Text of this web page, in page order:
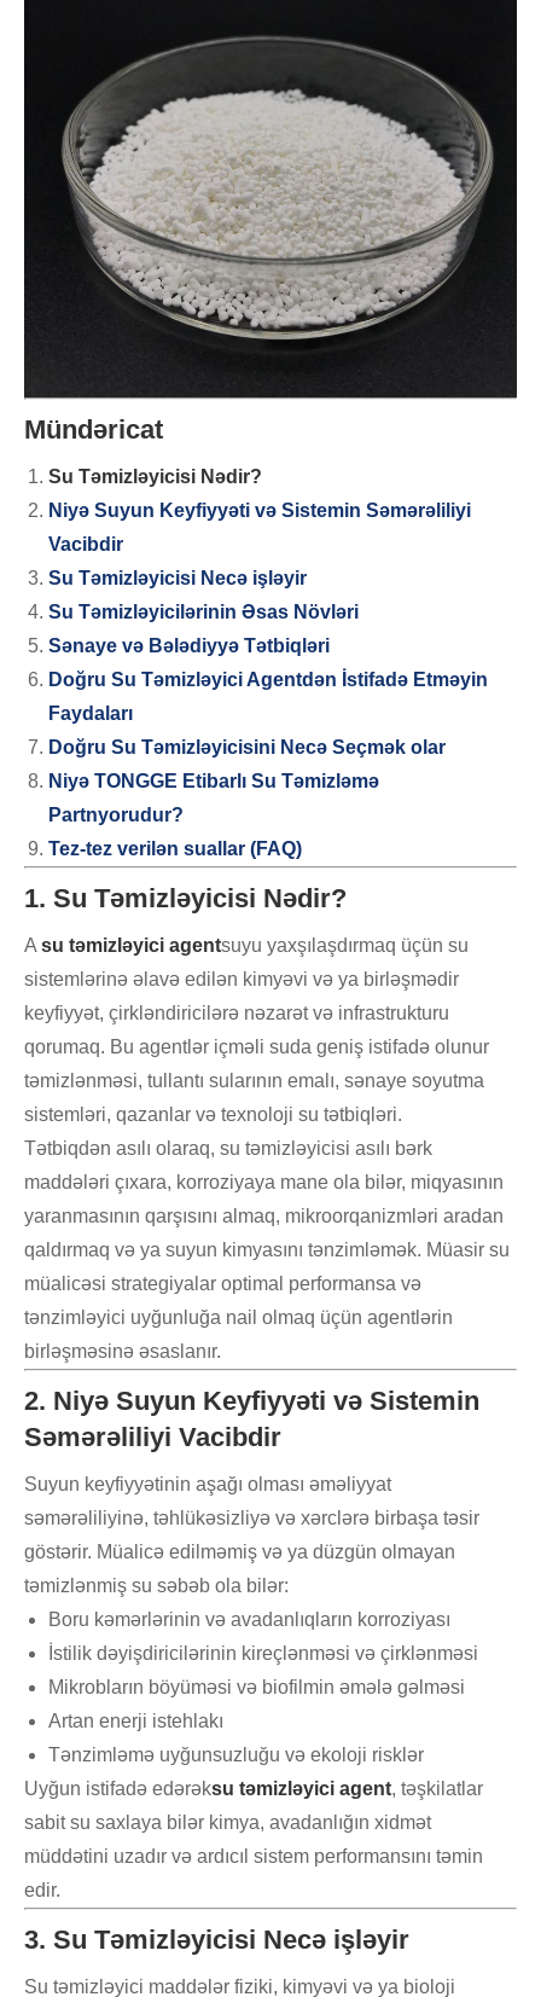
Mündəricat
Su Təmizləyicisi Nədir?
Niyə Suyun Keyfiyyəti və Sistemin Səmərəliliyi
Vacibdir
Su Təmizləyicisi Necə işləyir
Su Təmizləyicilərinin Əsas Növləri
Sənaye və Bələdiyyə Tətbiqləri
Doğru Su Təmizləyici Agentdən İstifadə Etməyin
Faydaları
Doğru Su Təmizləyicisini Necə Seçmək olar
Niyə TONGGE Etibarlı Su Təmizləmə
Partnyorudur?
Tez-tez verilən suallar (FAQ)
1. Su Təmizləyicisi Nədir?
A su təmizləyici agentsuyu yaxşılaşdırmaq üçün su
sistemlərinə əlavə edilən kimyəvi və ya birləşmədir
keyfiyyət, çirkləndiricilərə nəzarət və infrastrukturu
qorumaq. Bu agentlər içməli suda geniş istifadə olunur
təmizlənməsi, tullantı sularının emalı, sənaye soyutma
sistemləri, qazanlar və texnoloji su tətbiqləri.
Tətbiqdən asılı olaraq, su təmizləyicisi asılı bərk
maddələri çıxara, korroziyaya mane ola bilər, miqyasının
yaranmasının qarşısını almaq, mikroorqanizmləri aradan
qaldırmaq və ya suyun kimyasını tənzimləmək. Müasir su
müalicəsi strategiyalar optimal performansa və
tənzimləyici uyğunluğa nail olmaq üçün agentlərin
birləşməsinə əsaslanır.
2. Niyə Suyun Keyfiyyəti və Sistemin
Səmərəliliyi Vacibdir
Suyun keyfiyyətinin aşağı olması əməliyyat
səmərəliliyinə, təhlükəsizliyə və xərclərə birbaşa təsir
göstərir. Müalicə edilməmiş və ya düzgün olmayan
təmizlənmiş su səbəb ola bilər:
Boru kəmərlərinin və avadanlıqların korroziyası
İstilik dəyişdiricilərinin kireçlənməsi və çirklənməsi
Mikrobların böyüməsi və biofilmin əmələ gəlməsi
Artan enerji istehlakı
Tənzimləmə uyğunsuzluğu və ekoloji risklər
Uyğun istifadə edərəksu təmizləyici agent, təşkilatlar
sabit su saxlaya bilər kimya, avadanlığın xidmət
müddətini uzadır və ardıcıl sistem performansını təmin
edir.
3. Su Təmizləyicisi Necə işləyir
Su təmizləyici maddələr fiziki, kimyəvi və ya bioloji